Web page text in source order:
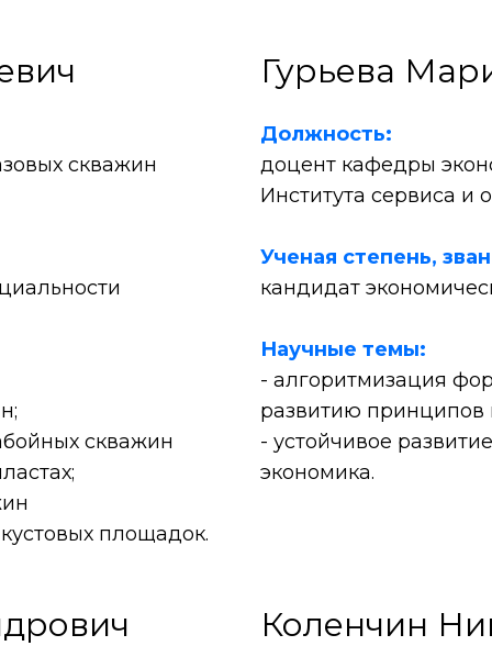
скважин
скважин
площадок.
Гурьева
Должность:
доцент кафедры
Института сервиса и
Ученая степень,
кандидат
Научные темы:
- алгоритмизация
развитию принципов
- устойчивое
экономика.
Коленчин